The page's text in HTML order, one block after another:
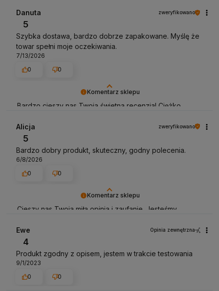
Komentarz sklepu
Bardzo cieszy nas Twoja świetna recenzja! Ciężko
Ty i jesteśmy zadowoleni, że nam się udało. Mamy
nadzieję, że do nas wrócisz :) Pozdrawiamy
Danuta zweryfikowano
5
Szybka dostawa, bardzo dobrze zapakowane. Myślę że
towar spełni moje oczekiwania.
7/13/2026
0
0
Komentarz sklepu
Cieszy nas Twoja miła opinia i zaufanie. Jesteśmy
pozdrowieniami, obsługa sklepu.
Alicja zweryfikowano
5
Bardzo dobry produkt, skuteczny, godny polecenia.
6/8/2026
0
0
Ewe Opinia zewnętrzna
4
Produkt zgodny z opisem, jestem w trakcie testowania
9/1/2023
0
0